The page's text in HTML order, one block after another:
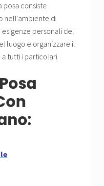
posa consiste
nell’ambiente di
personali del
luogo e organizzare il
tutti i particolari.
Posa